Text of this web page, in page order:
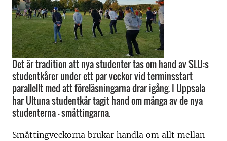
Det är tradition att nya studenter tas om hand av SLU:s
studentkårer under ett par veckor vid terminsstart
parallellt med att föreläsningarna drar igång. I Uppsala
har Ultuna studentkår tagit hand om många av de nya
studenterna – småttingarna.
Småttingveckorna brukar handla om allt mellan